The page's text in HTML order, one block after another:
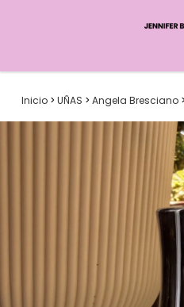
Inicio > UÑAS > Angela Bresciano >